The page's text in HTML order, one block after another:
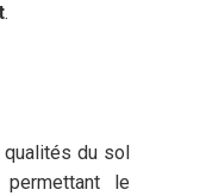
.
du sol
le